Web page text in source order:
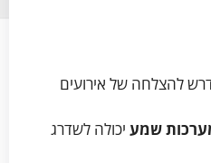
להצלחה של אירועים
שמע יכולה לשדרג